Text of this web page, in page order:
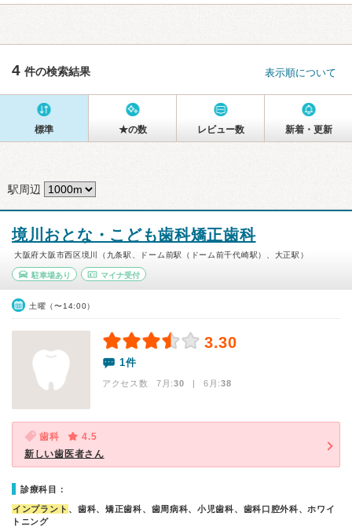
4 件の検索結果 表示順について
標準 ★の数 レビュー数 新着・更新
駅周辺
境川おとな・こども歯科矯正歯科
大阪府大阪市西区境川（九条駅、ドーム前駅（ドーム前千代崎駅）、大正駅）
駐車場あり マイナ受付
土曜（〜14:00）
3.30
1件
アクセス数 7月:30 | 6月:38
歯科
4.5
新しい歯医者さん
診療科目：
インプラント 、歯科、矯正歯科、歯周病科、小児歯科、歯科口腔外科、ホワイ
トニング